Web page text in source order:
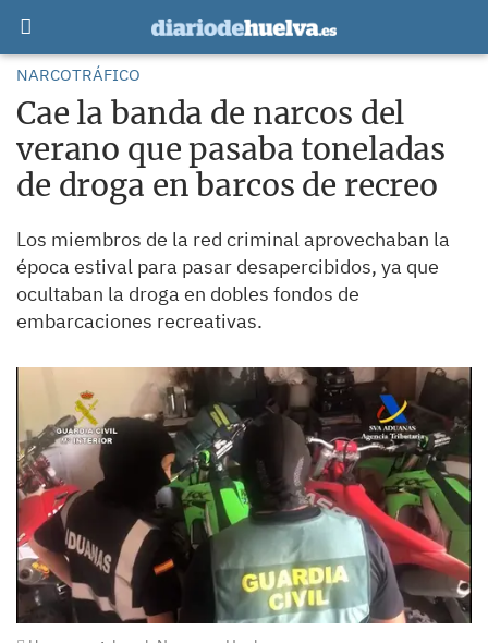
NARCOTRÁFICO
Cae la banda de narcos del
verano que pasaba toneladas
de droga en barcos de recreo
Los miembros de la red criminal aprovechaban la
época estival para pasar desapercibidos, ya que
ocultaban la droga en dobles fondos de
embarcaciones recreativas.